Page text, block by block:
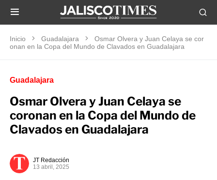
Inicio Guadalajara
Osmar Olvera y Juan Celaya se cor
onan en la Copa del Mundo de Clavados en Guadalajara
Guadalajara
Osmar Olvera y Juan Celaya se
coronan en la Copa del Mundo de
Clavados en Guadalajara
JT Redacción
13 abril, 2025